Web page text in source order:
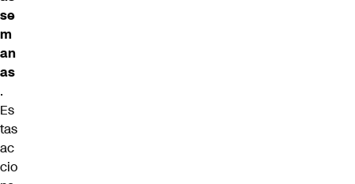
se
m
an
as
.
Es
tas
ac
cio